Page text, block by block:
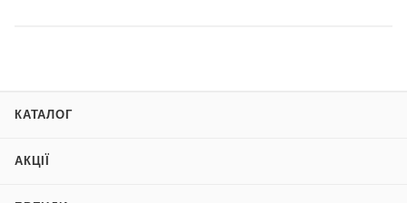
КАТАЛОГ
АКЦІЇ